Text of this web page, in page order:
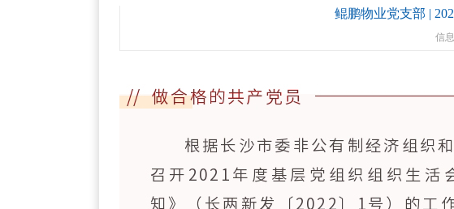
鲲鹏物业党支部 |
信